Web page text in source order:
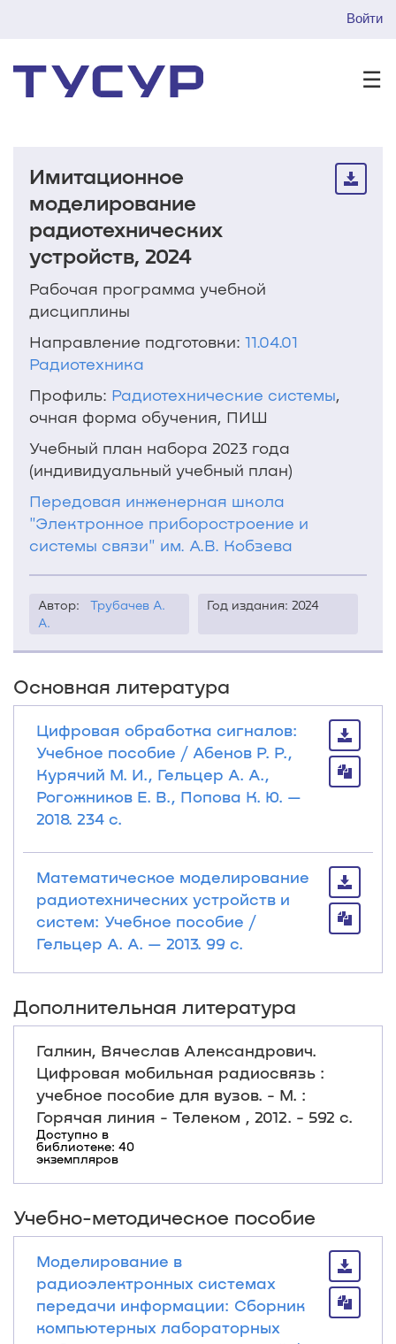
Войти
☰
Имитационное
моделирование
радиотехнических
устройств, 2024
Рабочая программа учебной
дисциплины
Направление подготовки: 11.04.01
Радиотехника
Профиль: Радиотехнические системы,
очная форма обучения, ПИШ
Учебный план набора 2023 года
(индивидуальный учебный план)
Передовая инженерная школа
"Электронное приборостроение и
системы связи" им. А.В. Кобзева
Автор: Трубачев А.
А.
Год издания: 2024
Основная литература
Цифровая обработка сигналов:
Учебное пособие / Абенов Р. Р.,
Курячий М. И., Гельцер А. А.,
Рогожников Е. В., Попова К. Ю. —
2018. 234 с.
Математическое моделирование
радиотехнических устройств и
систем: Учебное пособие /
Гельцер А. А. — 2013. 99 с.
Дополнительная литература
Галкин, Вячеслав Александрович.
Цифровая мобильная радиосвязь :
учебное пособие для вузов. - М. :
Горячая линия - Телеком , 2012. - 592 с.
Доступно в
библиотеке: 40
экземпляров
Учебно-методическое пособие
Моделирование в
радиоэлектронных системах
передачи информации: Сборник
компьютерных лабораторных